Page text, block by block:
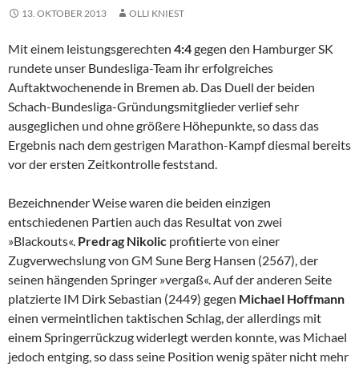
13. OKTOBER 2013 OLLI KNIEST
Mit einem leistungsgerechten 4:4gegen den Hamburger SK
rundete unser Bundesliga-Team ihr erfolgreiches
Auftaktwochenende in Bremen ab. Das Duell der beiden
Schach-Bundesliga-Gründungsmitglieder verlief sehr
ausgeglichen und ohne größere Höhepunkte, so dass das
Ergebnis nach dem gestrigen Marathon-Kampf diesmal bereits
vor der ersten Zeitkontrolle feststand.
Bezeichnender Weise waren die beiden einzigen
entschiedenen Partien auch das Resultat von zwei
»Blackouts«. Predrag Nikolic profitierte von einer
Zugverwechslung von GM Sune Berg Hansen (2567), der
seinen hängenden Springer »vergaß«. Auf der anderen Seite
platzierte IM Dirk Sebastian (2449) gegen Michael Hoffmann
einen vermeintlichen taktischen Schlag, der allerdings mit
einem Springerrückzug widerlegt werden konnte, was Michael
jedoch entging, so dass seine Position wenig später nicht mehr